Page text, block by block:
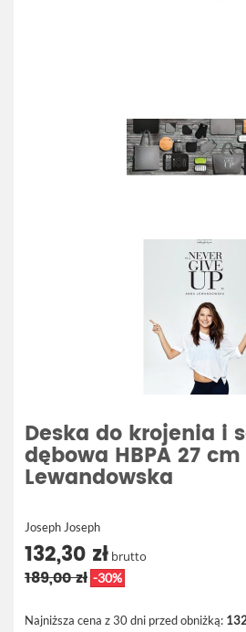
Deska do krojenia i
dębowa HBPA 27
Lewandowska
Joseph Joseph
132,30 zł brutto
189,00 zł -30%
Najniższa cena z 30 dni przed obniżką: